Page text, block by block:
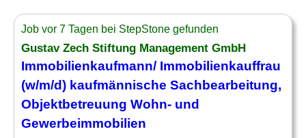
Job vor 7 Tagen bei StepStone gefunden
Gustav Zech Stiftung Management GmbH
Immobilienkaufmann/ Immobilienkauffrau
(w/m/d) kaufmännische Sachbearbeitung,
Objektbetreuung Wohn- und
Gewerbeimmobilien